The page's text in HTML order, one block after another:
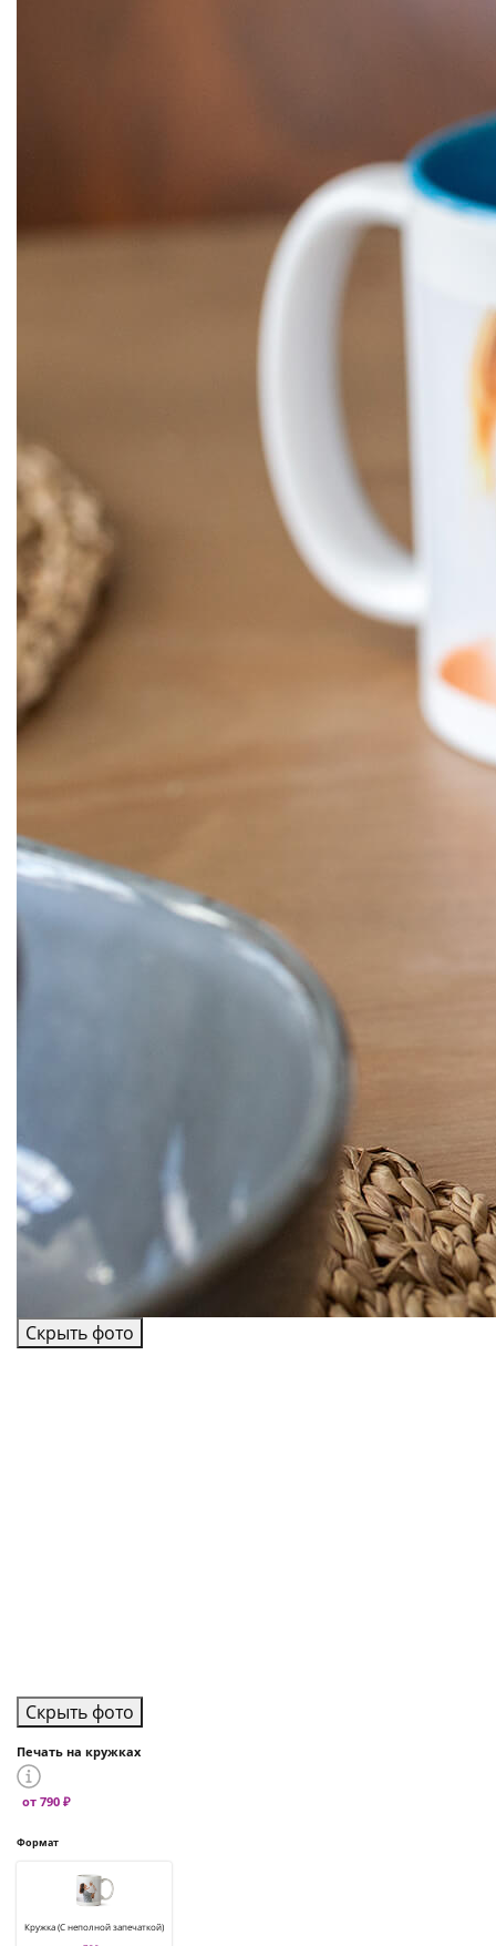
Скрыть фото
Скрыть фото
Печать на кружках
от 790 ₽
Формат
Кружка (С неполной запечаткой)